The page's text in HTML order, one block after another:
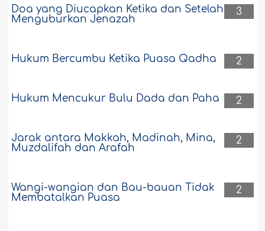
3
Doa yang Diucapkan Ketika dan Setelah
Menguburkan Jenazah
2
Hukum Bercumbu Ketika Puasa Qadha
2
Hukum Mencukur Bulu Dada dan Paha
2
Jarak antara Makkah, Madinah, Mina,
Muzdalifah dan Arafah
2
Wangi-wangian dan Bau-bauan Tidak
Membatalkan Puasa